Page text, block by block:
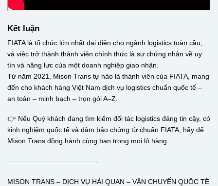
Kết luận
FIATA là tổ chức lớn nhất đại diện cho ngành logistics toàn cầu,
và việc trở thành thành viên chính thức là sự chứng nhận về uy
tín và năng lực của một doanh nghiệp giao nhận.
Từ năm 2021, Mison Trans tự hào là thành viên của FIATA, mang
đến cho khách hàng Việt Nam dịch vụ logistics chuẩn quốc tế –
an toàn – minh bạch – trọn gói A–Z.
👉 Nếu Quý khách đang tìm kiếm đối tác logistics đáng tin cậy, có
kinh nghiệm quốc tế và đảm bảo chứng từ chuẩn FIATA, hãy để
Mison Trans đồng hành cùng bạn trong mọi lô hàng.
—————————————-
MISON TRANS – DỊCH VỤ HẢI QUAN – VẬN CHUYỂN QUỐC TẾ